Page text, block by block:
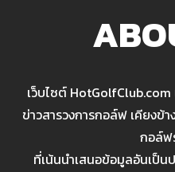
เว็บไซต์ HotGolfClub.com
ข่าวสารวงการกอล์ฟ เคียง
กอล์ฟ
ที่เน้นนำเสนอข้อมูลอันเป็